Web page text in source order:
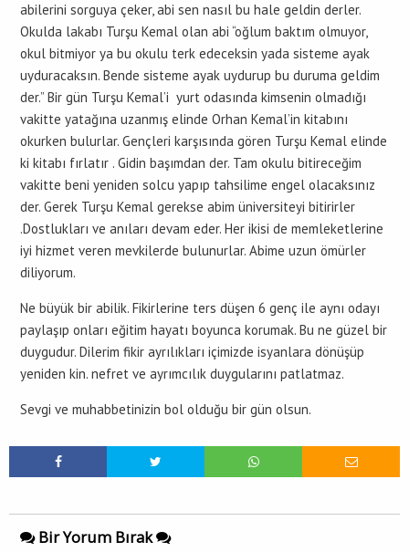
abilerini sorguya çeker, abi sen nasıl bu hale geldin derler.
Okulda lakabı Turşu Kemal olan abi “oğlum baktım olmuyor,
okul bitmiyor ya bu okulu terk edeceksin yada sisteme ayak
uyduracaksın. Bende sisteme ayak uydurup bu duruma geldim
der.” Bir gün Turşu Kemal’i yurt odasında kimsenin olmadığı
vakitte yatağına uzanmış elinde Orhan Kemal’in kitabını
okurken bulurlar. Gençleri karşısında gören Turşu Kemal elinde
ki kitabı fırlatır . Gidin başımdan der. Tam okulu bitireceğim
vakitte beni yeniden solcu yapıp tahsilime engel olacaksınız
der. Gerek Turşu Kemal gerekse abim üniversiteyi bitirirler
.Dostlukları ve anıları devam eder. Her ikisi de memleketlerine
iyi hizmet veren mevkilerde bulunurlar. Abime uzun ömürler
diliyorum.
Ne büyük bir abilik. Fikirlerine ters düşen 6 genç ile aynı odayı
paylaşıp onları eğitim hayatı boyunca korumak. Bu ne güzel bir
duygudur. Dilerim fikir ayrılıkları içimizde isyanlara dönüşüp
yeniden kin. nefret ve ayrımcılık duygularını patlatmaz.
Sevgi ve muhabbetinizin bol olduğu bir gün olsun.
Bir Yorum Bırak